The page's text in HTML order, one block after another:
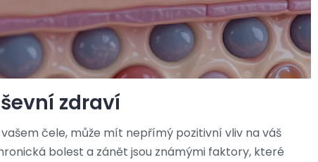
zdraví
čele, může mít nepřímý pozitivní vliv na váš
bolest a zánět jsou známými faktory, které